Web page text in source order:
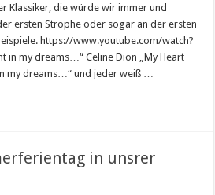
Klassiker, die würde wir immer und
ersten Strophe oder sogar an der ersten
https://www.youtube.com/watch?
in my dreams…“ Celine Dion „My Heart
my dreams…“ und jeder weiß …
in unsrer